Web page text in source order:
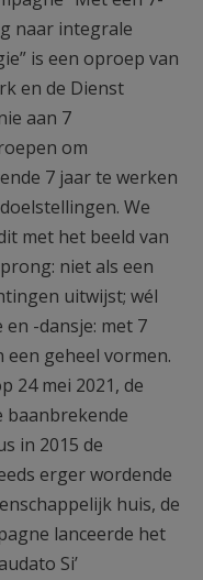
naar integrale
is een oproep van
en de Dienst
aan 7
om
7 jaar te werken
We
met het beeld van
niet als een
uitwijst; wél
-dansje: met 7
geheel vormen.
24 mei 2021, de
baanbrekende
in 2015 de
erger wordende
huis, de
lanceerde het
Si’